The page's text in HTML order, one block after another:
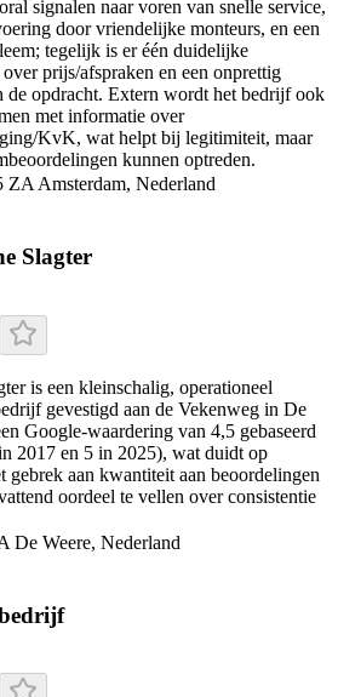
signalen naar voren van snelle service,
door vriendelijke monteurs, en een
tegelijk is er één duidelijke
prijs/afspraken en een onprettig
de opdracht. Extern wordt het bedrijf ook
met informatie over
KvK, wat helpt bij legitimiteit, maar
kunnen optreden.
ZA Amsterdam, Nederland
Slagter
is een kleinschalig, operationeel
gevestigd aan de Vekenweg in De
Google‑waardering van 4,5 gebaseerd
2017 en 5 in 2025), wat duidt op
gebrek aan kwantiteit aan beoordelingen
oordeel te vellen over consistentie
De Weere, Nederland